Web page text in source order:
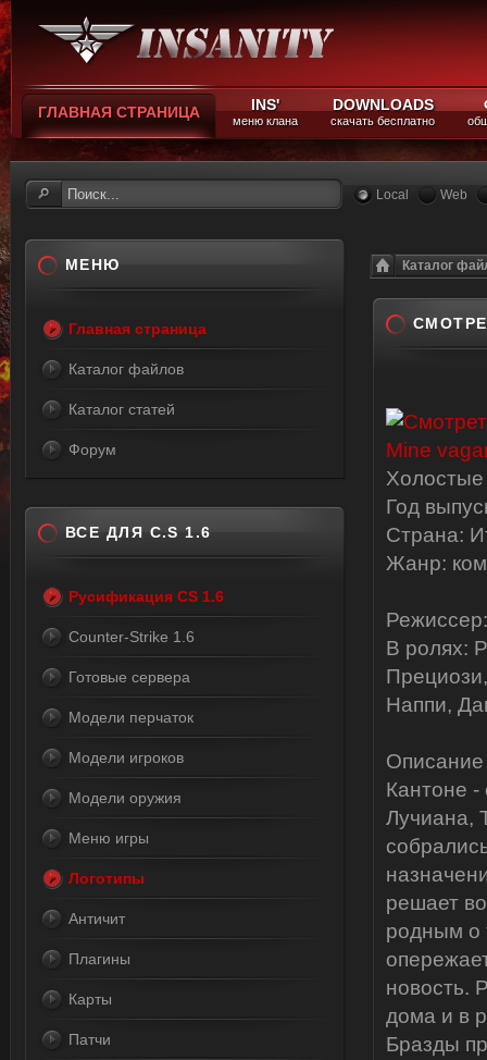
ГЛАВНАЯ СТРАНИЦА INS'
меню клана
DOWNLOADS
скачать бесплатно
Local Web
Каталог
Год
Страна:
Жанр:
В ролях:
Наппи,
Кантоне -
Лучиана,
решает
родным о
новость.
дома и в
Бразды
МЕНЮ
Главная страница
Каталог файлов
Каталог статей
Форум
ВСЕ ДЛЯ C.S 1.6
Русификация CS 1.6
Counter-Strike 1.6
Готовые сервера
Модели перчаток
Модели игроков
Модели оружия
Меню игры
Логотипы
Античит
Плагины
Карты
Патчи